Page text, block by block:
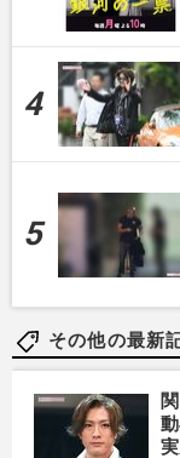
その他の最新